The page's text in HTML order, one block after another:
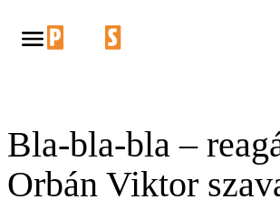
Bla-bla-bla –
Orbán Viktor